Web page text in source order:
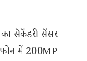
सेकेंडरी सेंसर
फोन में 200MP